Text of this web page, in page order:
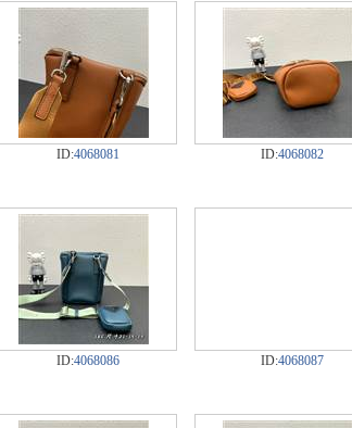
ID:4068081 ID:4068082
ID:4068086 ID:4068087